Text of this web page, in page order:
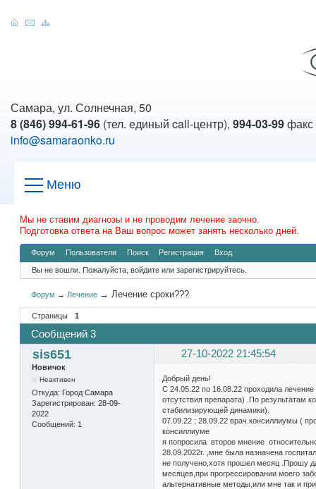
Самара, ул. Солнечная, 50
8 (846) 994-61-96 (тел. единый call-центр), 994-03-99факс
info@samaraonko.ru
Меню
Мы не ставим диагнозы и не проводим лечение заочно.
Подготовка ответа на Ваш вопрос может занять несколько дней.
Форум Пользователи Поиск Регистрация Вход
Вы не вошли. Пожалуйста, войдите или зарегистрируйтесь.
Форум → Лечение →Лечение сроки???
Страницы 1
Сообщений 3
sis651 27-10-2022 21:45:54
Новичок
Неактивен
Откуда: Город Самара
Зарегистрирован: 28-09-
2022
Сообщений: 1
Добрый день!
С 24.05.22 по 16.08.22 проходила
отсутствия препарата) .По результатам
стабилизирующей динамики).
07.09.22 ; 28.09.22 врач.консиллиумы (
консиллиуме
я попросила второе мнение
28.09.2022г. ,мне была назначена
не получено,хотя прошел месяц .Прошу
месяцев,при прогрессировании моего
альтернативные методы,или мне так и